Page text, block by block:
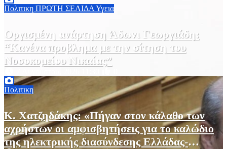
Πολιτικη ΠΡΩΤΗ ΣΕΛΙΔΑ Υγεια
Οργισμένη ανάρτηση Άδωνι Γεωργιάδη:
“Κανένα προβλημα με την σίτηση του
Νοσοκομείου Νικαίας”
Πολιτικη
Κ. Χατζηδάκης: «Πήγαν στον κάλαθο των
αχρήστων οι αμφισβητήσεις για το καλώδιο
της ηλεκτρικής διασύνδεσης Ελλάδας-